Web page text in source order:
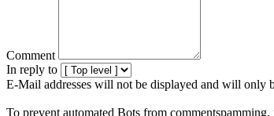
Comment
In reply to
E-Mail addresses will not be displayed and will only
To prevent automated Bots from